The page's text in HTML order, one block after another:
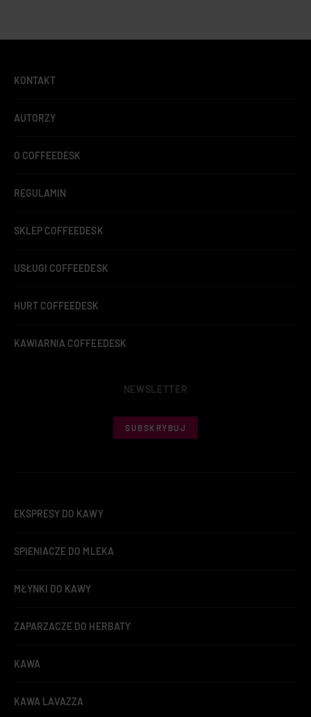
KONTAKT
AUTORZY
O COFFEEDESK
REGULAMIN
SKLEP COFFEEDESK
USŁUGI COFFEEDESK
HURT COFFEEDESK
KAWIARNIA COFFEEDESK
NEWSLETTER
SUBSKRYBUJ
EKSPRESY DO KAWY
SPIENIACZE DO MLEKA
MŁYNKI DO KAWY
ZAPARZACZE DO HERBATY
KAWA
KAWA LAVAZZA